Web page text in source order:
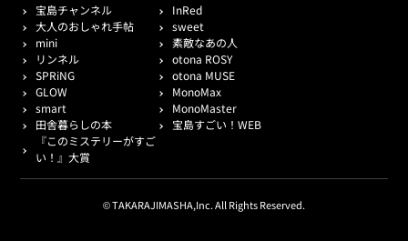
宝島チャンネル
InRed
大人のおしゃれ手帖
sweet
mini
素敵なあの人
リンネル
otona ROSY
SPRiNG
otona MUSE
GLOW
MonoMax
smart
MonoMaster
田舎暮らしの本
宝島すごい！WEB
『このミステリーがすご
い！』大賞
© TAKARAJIMASHA,Inc. All Rights Reserved.